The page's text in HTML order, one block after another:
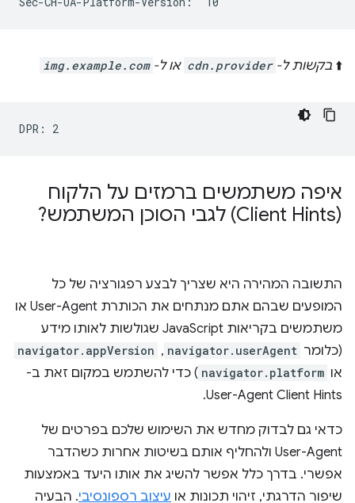
⬆️ בקשות ל- cdn.provider או ל- img.example.com
איפה משתמשים ברמזים על הלקוח
(Client Hints) לגבי הסוכן המשתמש?
התשובה המהירה היא שצריך לבצע רפגורציה של כל
המופעים שבהם אתם מנתחים את הכותרת User-Agent או
משתמשים בקריאות JavaScript שגולשות לאותו מידע
(כלומר navigator.userAgent
,‏
navigator.appVersion
או navigator.platform ) כדי להשתמש במקום זאת ב-
User-Agent Client Hints.
כדאי גם לבדוק מחדש את השימוש שלכם בפרטים של
User-Agent ולהחליף אותם בשיטות אחרות כשהדבר
אפשרי. בדרך כלל אפשר להשיג את אותו היעד באמצעות
שיפור הדרגתי, זיהוי תכונות או עיצוב רספונסיבי. הבעיה